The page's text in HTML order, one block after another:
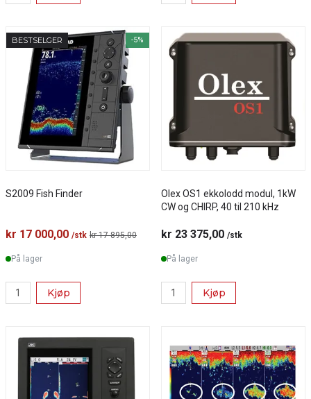
BESTSELGER -5%
S2009 Fish Finder
kr 17 000,00 /stk kr 17 895,00
På lager
Kjøp
Olex OS1 ekkolodd modul, 1kW
CW og CHIRP, 40 til 210 kHz
kr 23 375,00 /stk
På lager
Kjøp